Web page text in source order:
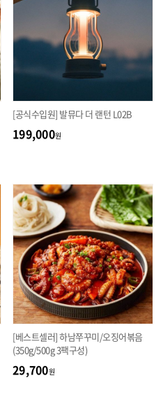
[공식수입원] 발뮤다 더 랜턴 L02B
199,000원
[베스트셀러] 하남쭈꾸미/오징어볶음
(350g/500g 3팩구성)
29,700원